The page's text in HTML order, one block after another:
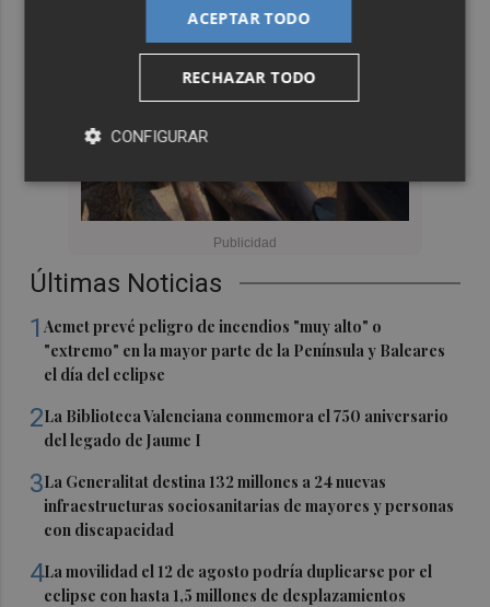
Últimas Noticias
1Aemet prevé peligro de incendios "muy alto" o
"extremo" en la mayor parte de la Península y Baleares
el día del eclipse
2La Biblioteca Valenciana conmemora el 750 aniversario
del legado de Jaume I
3La Generalitat destina 132 millones a 24 nuevas
infraestructuras sociosanitarias de mayores y personas
con discapacidad
4La movilidad el 12 de agosto podría duplicarse por el
eclipse con hasta 1,5 millones de desplazamientos
ACEPTAR TODO
RECHAZAR TODO
CONFIGURAR